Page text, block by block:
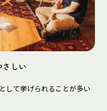
しい
して挙げられることが多い